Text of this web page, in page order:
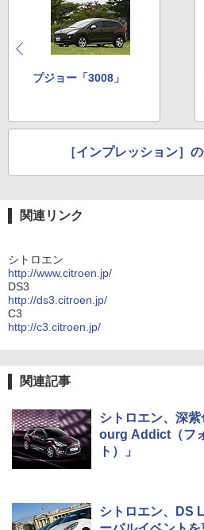
プジョー「3008」
［インプレッション］
関連リンク
シトロエン
http://www.citroen.jp/
DS3
http://ds3.citroen.jp/
C3
http://c3.citroen.jp/
関連記事
シトロエン、深
ourg Addict（フ
ト）」
シトロエン、DS